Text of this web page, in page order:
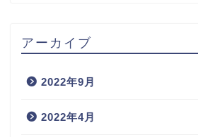
アーカイブ
2022年9月
2022年4月